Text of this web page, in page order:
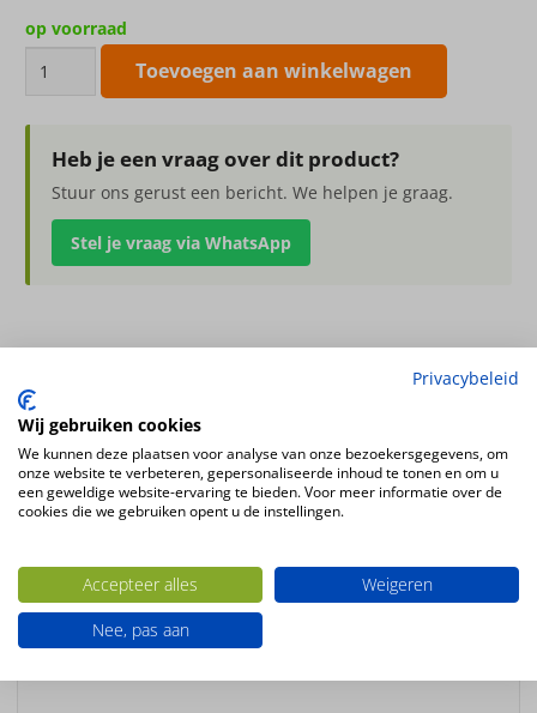
op voorraad
ROTAZIONALE
Round
White
65x60cm
(laatste)
aantal
Toevoegen aan winkelwagen
Heb je een vraag over dit product?
Stuur ons gerust een bericht. We helpen je graag.
Stel je vraag via WhatsApp
Hoogte
60cm
Diameter
65cm
wit – creme
Ook interessant
Privacybeleid
Wij gebruiken cookies
We kunnen deze plaatsen voor analyse van onze bezoekersgegevens, om
onze website te verbeteren, gepersonaliseerde inhoud te tonen en om u
een geweldige website-ervaring te bieden. Voor meer informatie over de
cookies die we gebruiken opent u de instellingen.
Accepteer alles
Weigeren
Nee, pas aan